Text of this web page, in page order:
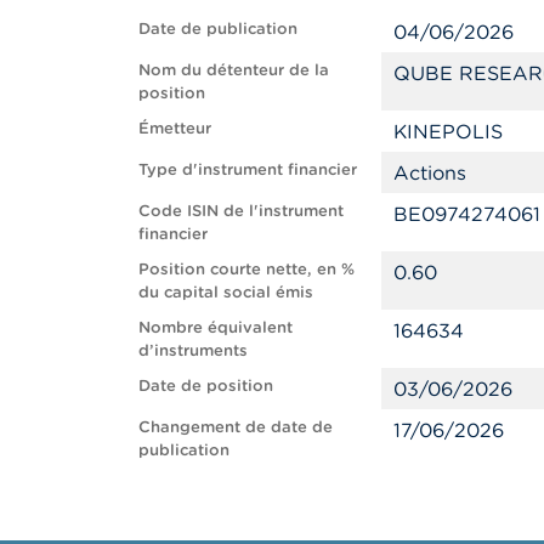
Date de publication 04/06/2026
Nom du détenteur de la
position
QUBE
Émetteur KINEPOLIS
Type d'instrument financier Actions
Code ISIN de l'instrument
financier
BE0974274061
Position courte nette, en %
du capital social émis
0.60
Nombre équivalent
d’instruments
164634
Date de position 03/06/2026
Changement de date de
publication
17/06/2026